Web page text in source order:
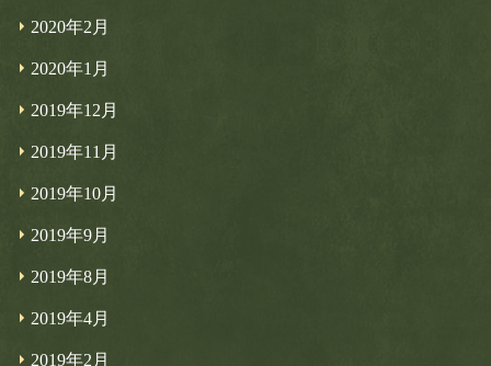
2020年2月
2020年1月
2019年12月
2019年11月
2019年10月
2019年9月
2019年8月
2019年4月
2019年2月